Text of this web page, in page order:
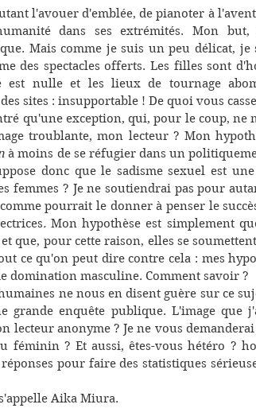
l'avouer d'emblée, de pianoter à
dans ses extrémités. Mon
Mais comme je suis un peu délicat, je
des spectacles offerts. Les filles sont
est nulle et les lieux de tournage
sites : insupportable ! De quoi vous
qu'une exception, qui, pour le coup, ne
troublante, mon lecteur ? Mon
à moins de se réfugier dans un
donc que le sadisme sexuel est
femmes ? Je ne soutiendrai pas pour
pourrait le donner à penser le
. Mon hypothèse est simplement
que, pour cette raison, elles se
ce qu'on peut dire contre cela : mes
domination masculine. Comment savoir ?
ne nous en disent guère sur ce
grande enquête publique. L'image que
lecteur anonyme ? Je ne vous
féminin ? Et aussi, êtes-vous hétéro ?
réponses pour faire des statistiques
Aika Miura.